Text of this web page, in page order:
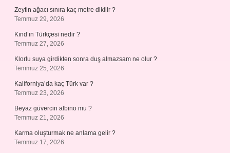
Zeytin ağacı sınıra kaç metre dikilir ?
Temmuz 29, 2026
Kınd’ın Türkçesi nedir ?
Temmuz 27, 2026
Klorlu suya girdikten sonra duş almazsam ne olur ?
Temmuz 25, 2026
Kaliforniya’da kaç Türk var ?
Temmuz 23, 2026
Beyaz güvercin albino mu ?
Temmuz 21, 2026
Karma oluşturmak ne anlama gelir ?
Temmuz 17, 2026